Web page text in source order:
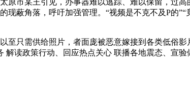
市某王引见，办事器难以逃踪、难以保留，过高
现蔽角落，呼吁加强管理。“视频是不克不及P的
只需供给照片，者面庞被恶意嫁接到各类低俗影
读政策行动、回应热点关心 联播各地震态、宣